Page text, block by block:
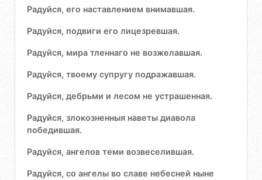
Радуйся, его наставлением внимавшая.
Радуйся, подвиги его лицезревшая.
Радуйся, мира тленнаго не возжелавшая.
Радуйся, твоему супругу подражавшая.
Радуйся, дебрьми и лесом не устрашенная.
Радуйся, злокозненныя наветы диавола
победившая.
Радуйся, ангелов теми возвеселившая.
Радуйся, со ангелы во славе небесней ныне